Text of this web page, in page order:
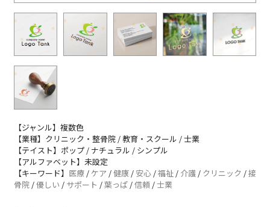
【ジャンル】複数色
【業種】クリニック・整骨院 / 教育・スクール / 士業
【テイスト】ポップ / ナチュラル / シンプル
【アルファベット】未設定
【キーワード】 医療 / ケア /健康 / 安心 /福祉 / 介護 / クリニック /接
骨院 /優しい / サポート /葉っぱ /信頼 /士業